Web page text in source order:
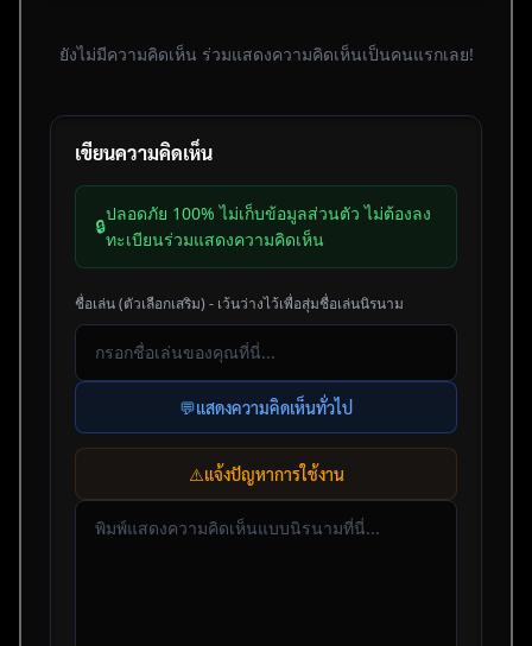
ยังไม่มีความคิดเห็น ร่วมแสดงความคิดเห็นเป็นคนแรกเลย!
เขียนความคิดเห็น
🔒
ปลอดภัย 100% ไม่เก็บข้อมูลส่วนตัว ไม่ต้องลง
ทะเบียนร่วมแสดงความคิดเห็น
ชื่อเล่น (ตัวเลือกเสริม) - เว้นว่างไว้เพื่อสุ่มชื่อเล่นนิรนาม
💬แสดงความคิดเห็นทั่วไป
⚠️แจ้งปัญหาการใช้งาน